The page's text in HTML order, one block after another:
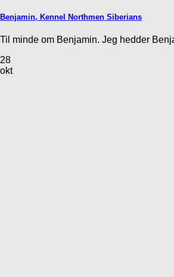
Benjamin, Kennel Northmen Siberians
Til minde om Benjamin. Jeg hedder
28
okt